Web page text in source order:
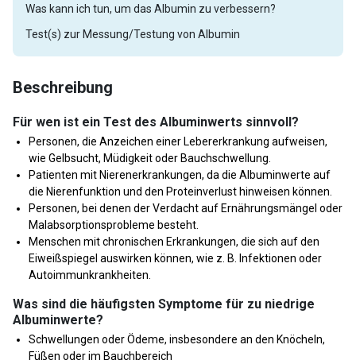
Beschreibung
Für wen ist ein Test des Albuminwerts sinnvoll?
Personen, die Anzeichen einer Lebererkrankung aufweisen,
wie Gelbsucht, Müdigkeit oder Bauchschwellung.
Patienten mit Nierenerkrankungen, da die Albuminwerte auf
die Nierenfunktion und den Proteinverlust hinweisen können.
Personen, bei denen der Verdacht auf Ernährungsmängel oder
Malabsorptionsprobleme besteht.
Menschen mit chronischen Erkrankungen, die sich auf den
Eiweißspiegel auswirken können, wie z. B. Infektionen oder
Autoimmunkrankheiten.
Was sind die häufigsten Symptome für zu niedrige
Albuminwerte?
Schwellungen oder Ödeme, insbesondere an den Knöcheln,
Füßen oder im Bauchbereich
Was kann ich tun, um das Albumin zu verbessern?
Test(s) zur Messung/Testung von Albumin